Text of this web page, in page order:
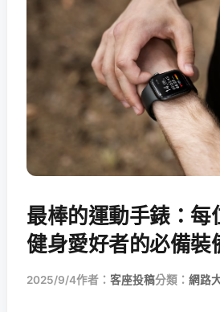
最棒的運動手錶：每
健身愛好者的必備裝
2025/9/4作者： 客座投稿分類： 網路